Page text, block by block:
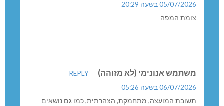
05/07/2026 בשעה 20:29
צומת המפה
משתמש אנונימי (לא מזוהה)
REPLY
06/07/2026 בשעה 05:26
תשובת המועצה, מתחמקת, הצהרתית, כמו גם נושאים